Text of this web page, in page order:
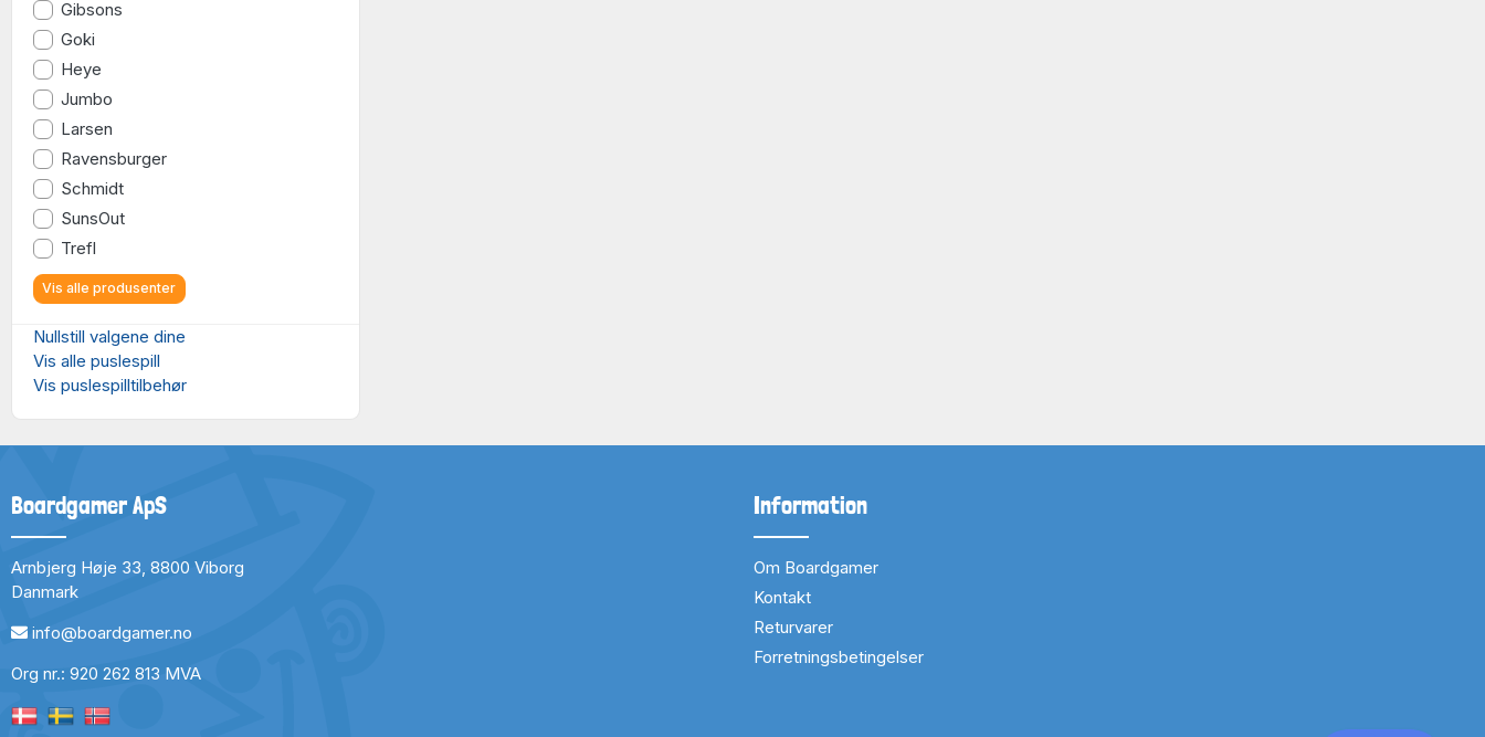
Gibsons
Goki
Heye
Jumbo
Larsen
Ravensburger
Schmidt
SunsOut
Trefl
Vis alle produsenter
Nullstill valgene dine
Vis alle puslespill
Vis puslespilltilbehør
Boardgamer ApS
Arnbjerg Høje 33, 8800 Viborg
Danmark
info@boardgamer.no
Org nr.: 920 262 813 MVA
Information
Om Boardgamer
Kontakt
Returvarer
Forretningsbetingelser